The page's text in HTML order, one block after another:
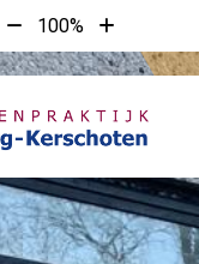
Tekst
verkleinen
met
100%
Tekst
vergroten
met